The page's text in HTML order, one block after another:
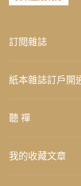
訂閱雜誌
紙本雜誌訂戶開
聽 禪
我的收藏文章